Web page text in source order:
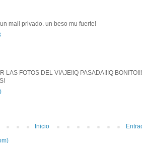
mail privado. un beso mu fuerte!
LAS FOTOS DEL VIAJE!!Q PASADA!!!Q
Inicio